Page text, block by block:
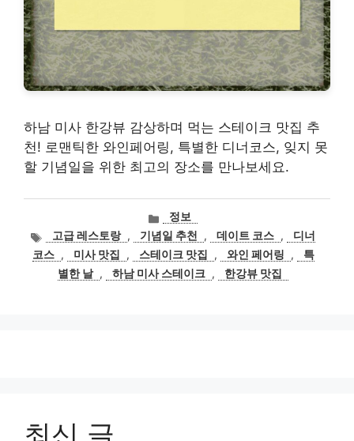
하남 미사 한강뷰 감상하며 먹는 스테이크 맛집 추
천! 로맨틱한 와인페어링, 특별한 디너코스, 잊지 못
할 기념일을 위한 최고의 장소를 만나보세요.
카
테
고
리
정보
태
그
고급 레스토랑 , 기념일 추천 , 데이트 코스 ,
디너
코스 , 미사 맛집 , 스테이크 맛집 , 와인 페어링 ,
특
별한 날 , 하남 미사 스테이크 , 한강뷰 맛집
최신 글